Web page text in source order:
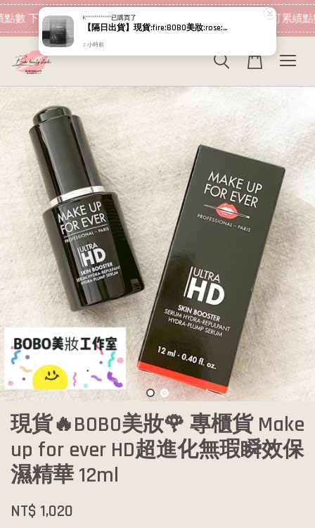
數 下筆消費即可折抵 現在去購物！ 加入會員 消費即可累績點
現貨🔥BOBO美妝🌹 專櫃貨 Make
up for ever HD超進化無瑕瞬效保
濕精華 12ml
NT$ 1,020
K************已購買了
【隔日出貨】現貨:fire:BOBO美妝:rose:專櫃貨 Relove 4D黑米肽絲密膠囊
2 小時前